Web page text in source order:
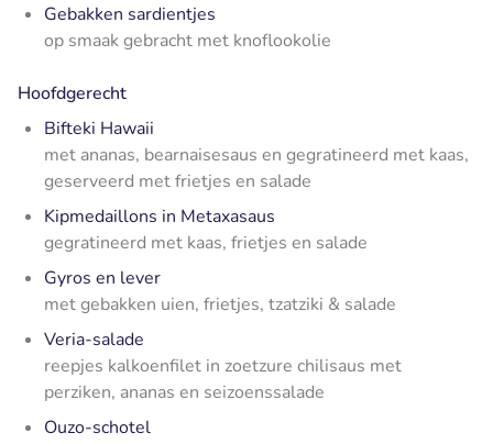
Gebakken sardientjes
op smaak gebracht met knoflookolie
Hoofdgerecht
Bifteki Hawaii
met ananas, bearnaisesaus en gegratineerd met kaas,
geserveerd met frietjes en salade
Kipmedaillons in Metaxasaus
gegratineerd met kaas, frietjes en salade
Gyros en lever
met gebakken uien, frietjes, tzatziki & salade
Veria-salade
reepjes kalkoenfilet in zoetzure chilisaus met
perziken, ananas en seizoenssalade
Ouzo-schotel